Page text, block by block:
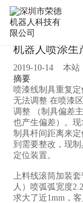
机器人喷涂生
2019-10-14 本
摘要
喷漆线制具重复
无法调整 在喷漆
调整 （制具偏差
也产生偏差）。
制具杆间距离来
到需要整改，现
定位装置。
上料线滚筒加装
人）喷弧弧宽度
求大了近1mm，